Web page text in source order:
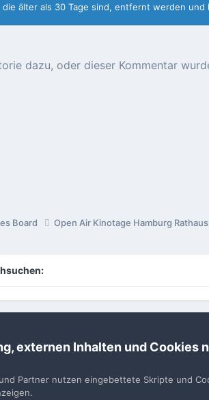
die älter als 30 Tage sind, entfernt werden
dazu, oder dieser Kommentar
Board Open Air Kinotage Hamburg
externen Inhalten und Cookies
Partner nutzen eingebettete Skripte und